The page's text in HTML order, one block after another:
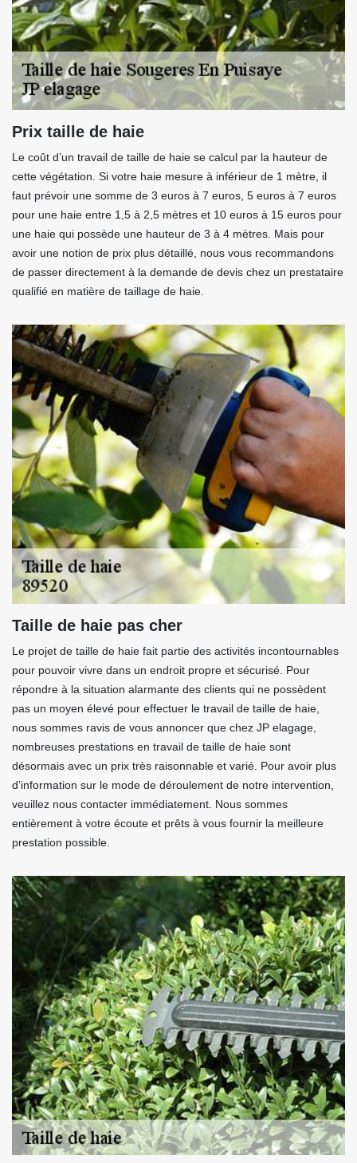
Prix taille de haie
Le coût d’un travail de taille de haie se calcul par la hauteur de
cette végétation. Si votre haie mesure à inférieur de 1 mètre, il
faut prévoir une somme de 3 euros à 7 euros, 5 euros à 7 euros
pour une haie entre 1,5 à 2,5 mètres et 10 euros à 15 euros pour
une haie qui possède une hauteur de 3 à 4 mètres. Mais pour
avoir une notion de prix plus détaillé, nous vous recommandons
de passer directement à la demande de devis chez un prestataire
qualifié en matière de taillage de haie.
Taille de haie pas cher
Le projet de taille de haie fait partie des activités incontournables
pour pouvoir vivre dans un endroit propre et sécurisé. Pour
répondre à la situation alarmante des clients qui ne possèdent
pas un moyen élevé pour effectuer le travail de taille de haie,
nous sommes ravis de vous annoncer que chez JP elagage,
nombreuses prestations en travail de taille de haie sont
désormais avec un prix très raisonnable et varié. Pour avoir plus
d’information sur le mode de déroulement de notre intervention,
veuillez nous contacter immédiatement. Nous sommes
entièrement à votre écoute et prêts à vous fournir la meilleure
prestation possible.